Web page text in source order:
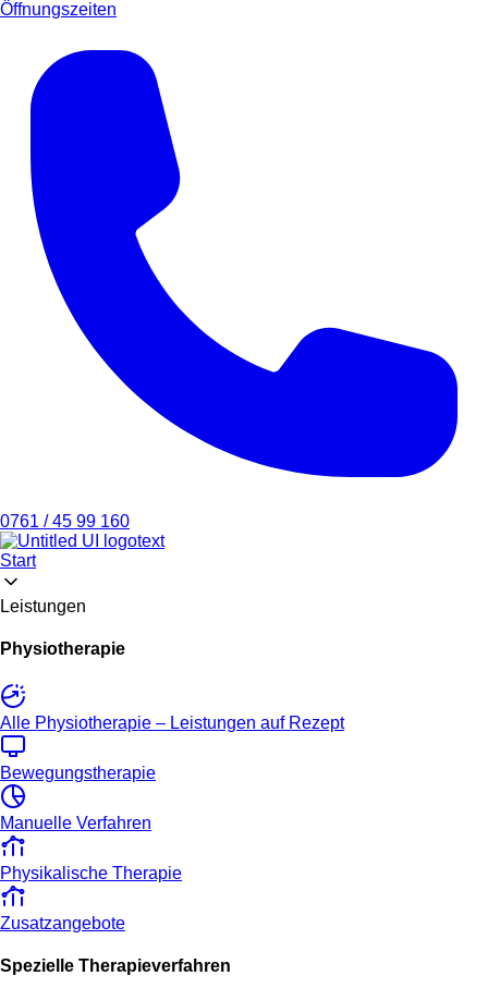
Öffnungszeiten
0761 / 45 99 160
Start
Leistungen
Physiotherapie
Alle Physiotherapie – Leistungen auf Rezept
Bewegungstherapie
Manuelle Verfahren
Physikalische Therapie
Zusatzangebote
Spezielle Therapieverfahren